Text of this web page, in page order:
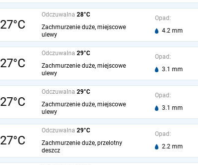
27°C
Odczuwalna 28°C
Zachmurzenie duże, miejscowe
ulewy
Opad:
4.2 mm
27°C
Odczuwalna 29°C
Zachmurzenie duże, miejscowe
ulewy
Opad:
3.1 mm
27°C
Odczuwalna 29°C
Zachmurzenie duże, miejscowe
ulewy
Opad:
3.1 mm
27°C
Odczuwalna 29°C
Zachmurzenie duże, przelotny
deszcz
Opad:
2.2 mm